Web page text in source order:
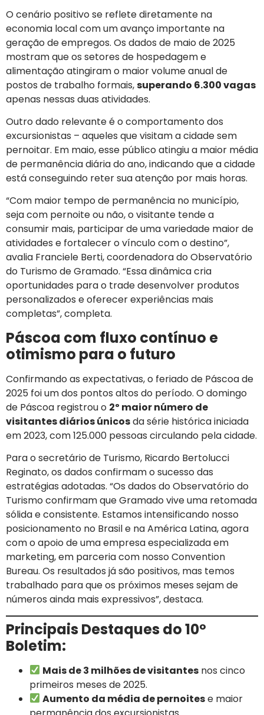
O cenário positivo se reflete diretamente na
economia local com um avanço importante na
geração de empregos. Os dados de maio de 2025
mostram que os setores de hospedagem e
alimentação atingiram o maior volume anual de
postos de trabalho formais,superando 6.300 vagas
apenas nessas duas atividades.
Outro dado relevante é o comportamento dos
excursionistas – aqueles que visitam a cidade sem
pernoitar. Em maio, esse público atingiu a maior média
de permanência diária do ano, indicando que a cidade
está conseguindo reter sua atenção por mais horas.
“Com maior tempo de permanência no município,
seja com pernoite ou não, o visitante tende a
consumir mais, participar de uma variedade maior de
atividades e fortalecer o vínculo com o destino”,
avalia Franciele Berti, coordenadora do Observatório
do Turismo de Gramado. “Essa dinâmica cria
oportunidades para o trade desenvolver produtos
personalizados e oferecer experiências mais
completas”, completa.
Páscoa com fluxo contínuo e
otimismo para o futuro
Confirmando as expectativas, o feriado de Páscoa de
2025 foi um dos pontos altos do período. O domingo
de Páscoa registrou o 2º maior número de
visitantes diários únicosda série histórica iniciada
em 2023, com 125.000 pessoas circulando pela cidade.
Para o secretário de Turismo, Ricardo Bertolucci
Reginato, os dados confirmam o sucesso das
estratégias adotadas. “Os dados do Observatório do
Turismo confirmam que Gramado vive uma retomada
sólida e consistente. Estamos intensificando nosso
posicionamento no Brasil e na América Latina, agora
com o apoio de uma empresa especializada em
marketing, em parceria com nosso Convention
Bureau. Os resultados já são positivos, mas temos
trabalhado para que os próximos meses sejam de
números ainda mais expressivos”, destaca.
Principais Destaques do 10º
Boletim:
Mais de 3 milhões de visitantes nos cinco
primeiros meses de 2025.
Aumento da média de pernoitese maior